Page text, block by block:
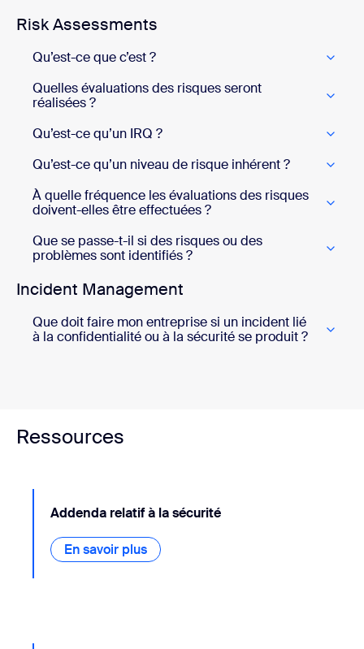
Risk Assessments
Qu’est-ce que c’est ?
Quelles évaluations des risques seront
réalisées ?
Qu’est-ce qu’un IRQ ?
Qu’est-ce qu’un niveau de risque inhérent ?
À quelle fréquence les évaluations des risques
doivent-elles être effectuées ?
Que se passe-t-il si des risques ou des
problèmes sont identifiés ?
Incident Management
Que doit faire mon entreprise si un incident lié
à la confidentialité ou à la sécurité se produit ?
Ressources
Addenda relatif à la sécurité
En savoir plus En savoir plus